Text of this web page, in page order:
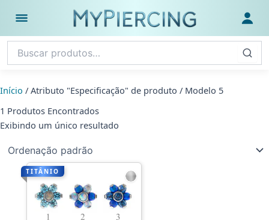
Abrir menu
para
o
conteúdo
Início / Atributo "Especificação" de produto / Modelo 5
1 Produtos Encontrados
Exibindo um único resultado
TITÂNIO